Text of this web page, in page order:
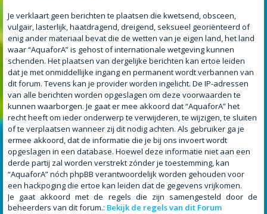
Je verklaart geen berichten te plaatsen die kwetsend, obsceen,
vulgair, lasterlijk, haatdragend, dreigend, seksueel georiënteerd of
enig ander materiaal bevat die de wetten van je eigen land, het land
waar “AquaforA” is gehost of internationale wetgeving kunnen
schenden. Het plaatsen van dergelijke berichten kan ertoe leiden
dat je met onmiddellijke ingang en permanent wordt verbannen van
dit forum. Tevens kan je provider worden ingelicht. De IP-adressen
van alle berichten worden opgeslagen om deze voorwaarden te
kunnen waarborgen. Je gaat er mee akkoord dat “AquaforA” het
recht heeft om ieder onderwerp te verwijderen, te wijzigen, te sluiten
of te verplaatsen wanneer zij dit nodig achten. Als gebruiker ga je
ermee akkoord, dat de informatie die je bij ons invoert wordt
opgeslagen in een database. Hoewel deze informatie niet aan een
derde partij zal worden verstrekt zónder je toestemming, kan
“AquaforA” nóch phpBB verantwoordelijk worden gehouden voor
een hackpoging die ertoe kan leiden dat de gegevens vrijkomen.
Je gaat akkoord met de regels die zijn samengesteld door de
beheerders van dit forum.: Bekijk de regels van dit Forum